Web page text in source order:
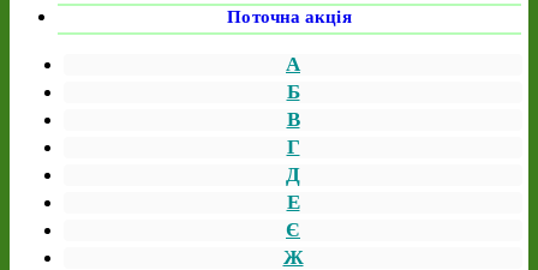
Поточна акція
А
Б
В
Г
Д
Е
Є
Ж